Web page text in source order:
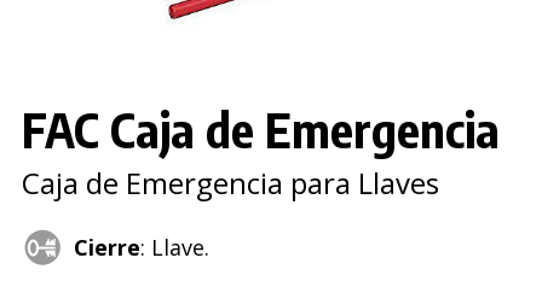
FAC Caja de Emergencia
Caja de Emergencia para Llaves
Cierre: Llave.